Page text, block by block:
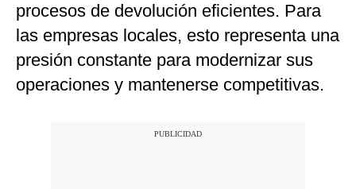
procesos de devolución eficientes. Para
las empresas locales, esto representa una
presión constante para modernizar sus
operaciones y mantenerse competitivas.